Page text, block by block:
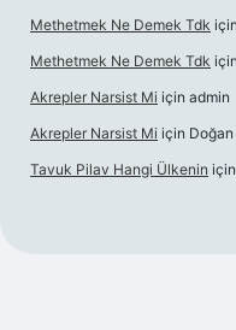
Methetmek Ne Demek Tdk için
Methetmek Ne Demek Tdk için
Akrepler Narsist Mi için admin
Akrepler Narsist Mi için Doğan
Tavuk Pilav Hangi Ülkenin için